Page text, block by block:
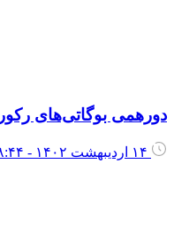
دورهمی بوگاتی‌های